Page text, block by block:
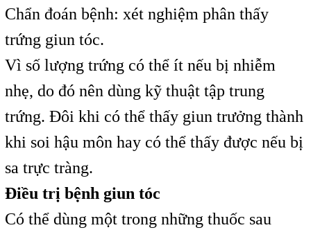
Chẩn đoán bệnh: xét nghiệm phân thấy
trứng giun tóc.
Vì số lượng trứng có thể ít nếu bị nhiễm
nhẹ, do đó nên dùng kỹ thuật tập trung
trứng. Đôi khi có thể thấy giun trưởng thành
khi soi hậu môn hay có thể thấy được nếu bị
sa trực tràng.
Điều trị bệnh giun tóc
Có thể dùng một trong những thuốc sau